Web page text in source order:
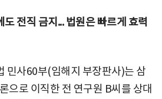
전직 금지... 법원은 빠르게 효력
민사60부(임해지 부장판사)는 삼
으로 이직한 전 연구원 B씨를 상대